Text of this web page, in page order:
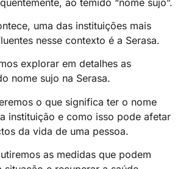
uma das instituições mais
nesse contexto é a Serasa.
explorar em detalhes as
nome sujo na Serasa.
o que significa ter o nome
instituição e como isso pode afetar
da vida de uma pessoa.
as medidas que podem